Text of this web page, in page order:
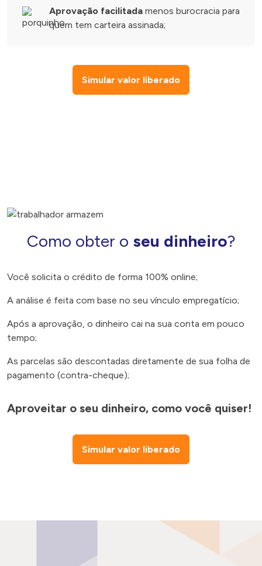
Aprovação facilitada menos burocracia para
quem tem carteira assinada;
Simular valor liberado
Como obter o seu dinheiro?
Você solicita o crédito de forma 100% online;
A análise é feita com base no seu vínculo empregatício;
Após a aprovação, o dinheiro cai na sua conta em pouco
tempo;
As parcelas são descontadas diretamente de sua folha de
pagamento (contra-cheque);
Aproveitar o seu dinheiro, como você quiser!
Simular valor liberado